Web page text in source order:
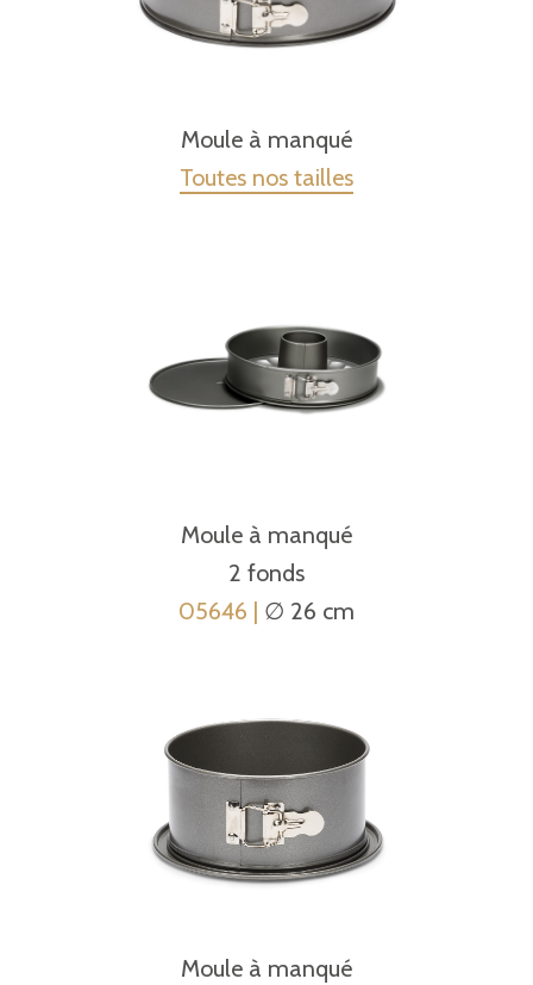
Moule à manqué
Toutes nos tailles
Moule à manqué
2 fonds
05646 | ∅ 26 cm
Moule à manqué